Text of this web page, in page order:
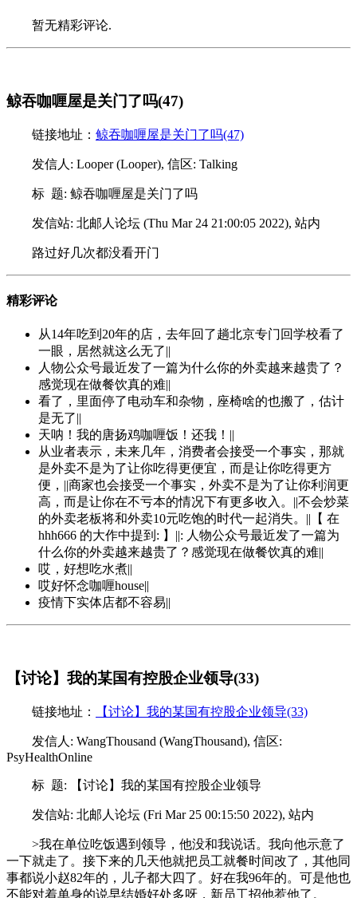
暂无精彩评论.
鲸吞咖喱屋是关门了吗(47)
链接地址： 鲸吞咖喱屋是关门了吗(47)
发信人: Looper (Looper), 信区: Talking
标 题: 鲸吞咖喱屋是关门了吗
发信站: 北邮人论坛 (Thu Mar 24 21:00:05 2022), 站内
路过好几次都没看开门
精彩评论
从14年吃到20年的店，去年回了趟北京专门回学校看了
一眼，居然就这么无了||
人物公众号最近发了一篇为什么你的外卖越来越贵了？
感觉现在做餐饮真的难||
看了，里面停了电动车和杂物，座椅啥的也搬了，估计
是无了||
天呐！我的唐扬鸡咖喱饭！还我！||
从业者表示，未来几年，消费者会接受一个事实，那就
是外卖不是为了让你吃得更便宜，而是让你吃得更方
便，||商家也会接受一个事实，外卖不是为了让你利润更
高，而是让你在不亏本的情况下有更多收入。||不会炒菜
的外卖老板将和外卖10元吃饱的时代一起消失。||【 在
hhh666 的大作中提到: 】||: 人物公众号最近发了一篇为
什么你的外卖越来越贵了？感觉现在做餐饮真的难||
哎，好想吃水煮||
哎好怀念咖喱house||
疫情下实体店都不容易||
【讨论】我的某国有控股企业领导(33)
链接地址： 【讨论】我的某国有控股企业领导(33)
发信人: WangThousand (WangThousand), 信区:
PsyHealthOnline
标 题: 【讨论】我的某国有控股企业领导
发信站: 北邮人论坛 (Fri Mar 25 00:15:50 2022), 站内
>我在单位吃饭遇到领导，他没和我说话。我向他示意了
一下就走了。接下来的几天他就把员工就餐时间改了，其他同
事都说小赵82年的，儿子都大四了。好在我96年的。可是他也
不能对着单身的说早结婚好处多呀，新员工招他惹他了。